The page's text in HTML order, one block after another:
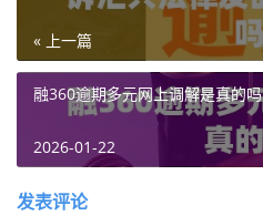
« 上一篇
融360逾期多元网上调解是真的吗
2026-01-22
发表评论